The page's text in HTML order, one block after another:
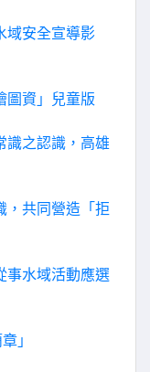
域安全宣導影
圖資」兒童版
識之認識，高雄
，共同營造「拒
事水域活動應選
」